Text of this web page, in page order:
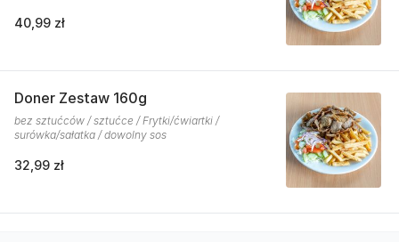
40,99 zł
Doner Zestaw 160g
bez sztućców / sztućce / Frytki/ćwiartki /
surówka/sałatka / dowolny sos
32,99 zł